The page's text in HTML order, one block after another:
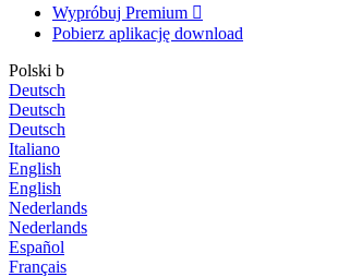
Wypróbuj Premium 
Pobierz aplikację download
Polski b
Deutsch
Deutsch
Deutsch
Italiano
English
English
Nederlands
Nederlands
Español
Français